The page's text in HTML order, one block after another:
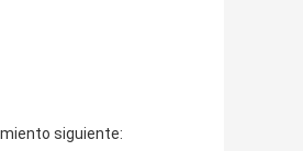
siguiente: